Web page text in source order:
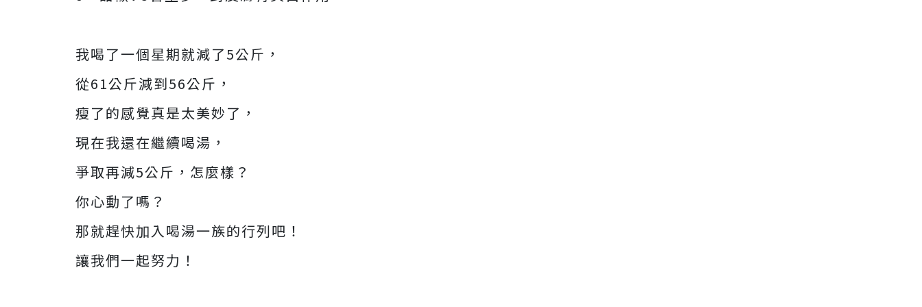
我喝了一個星期就減了5公斤，
從61公斤減到56公斤，
瘦了的感覺真是太美妙了，
現在我還在繼續喝湯，
爭取再減5公斤，怎麼樣？
你心動了嗎？
那就趕快加入喝湯一族的行列吧！
讓我們一起努力！